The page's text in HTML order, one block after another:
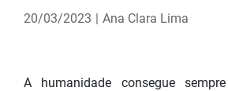
20/03/2023 | Ana Clara Lima
A humanidade consegue